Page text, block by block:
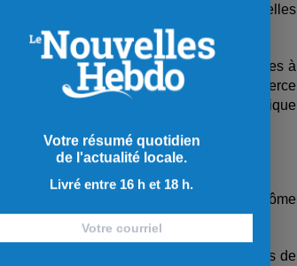
avec fierté que j'occuperai mes nouvelles
mandat de préserver les terres destinées à
durable des activités agricoles. Elle exerce
et offre un accompagnement stratégique
un baccalauréat en droit ainsi qu’un diplôme
président depuis 2025, il a travaillé près de
Votre résumé quotidien
de l'actualité locale.
Livré entre 16 h et 18 h.